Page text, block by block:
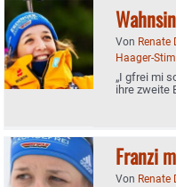
Von Renate
Haager-
„I gfrei mi
ihre zweite
Franzi
Von Renate